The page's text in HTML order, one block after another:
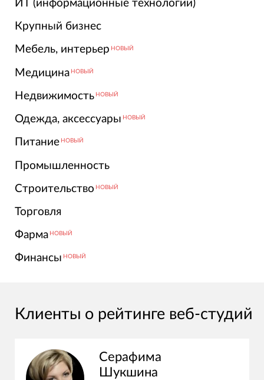
ИТ (информационные технологии)
Крупный бизнес
Мебель, интерьер НОВЫЙ
Медицина НОВЫЙ
Недвижимость НОВЫЙ
Одежда, аксессуары НОВЫЙ
Питание НОВЫЙ
Промышленность
Строительство НОВЫЙ
Торговля
Фарма НОВЫЙ
Финансы НОВЫЙ
Клиенты о рейтинге веб-студий
Серафима
Шукшина